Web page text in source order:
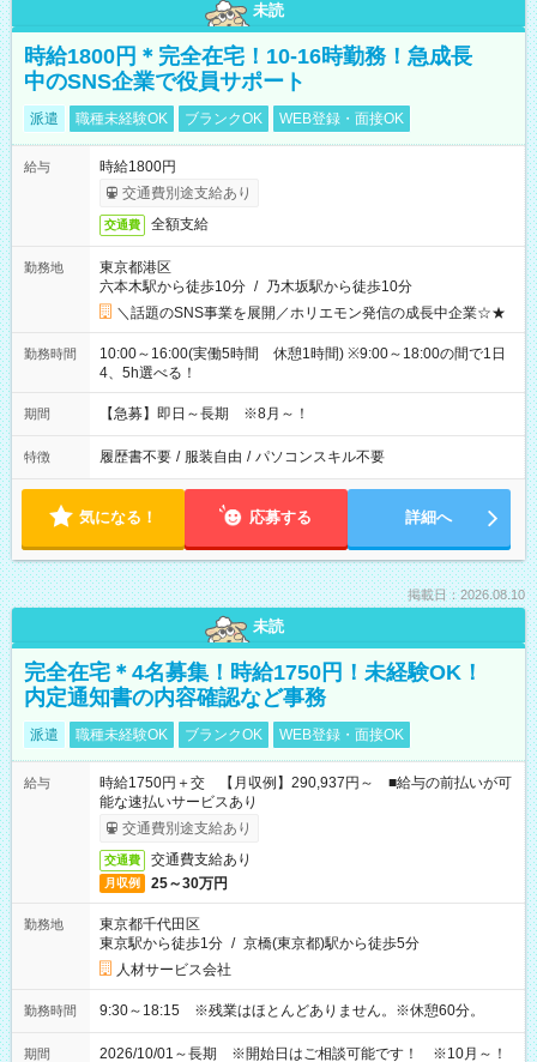
未読
時給1800円＊完全在宅！10-16時勤務！急成長
中のSNS企業で役員サポート
派遣 職種未経験OK ブランクOK WEB登録・面接OK
給与
時給1800円
交通費別途支給あり
交通費 全額支給
勤務地
東京都港区
六本木駅から徒歩10分 / 乃木坂駅から徒歩10分
＼話題のSNS事業を展開／ホリエモン発信の成長中企業☆★
勤務時間
10:00～16:00(実働5時間 休憩1時間) ※9:00～18:00の間で1日
4、5h選べる！
期間 【急募】即日～長期 ※8月～！
特徴 履歴書不要 / 服装自由 / パソコンスキル不要
気になる！ 応募する 詳細へ
掲載日：2026.08.10
未読
完全在宅＊4名募集！時給1750円！未経験OK！
内定通知書の内容確認など事務
派遣 職種未経験OK ブランクOK WEB登録・面接OK
給与
時給1750円＋交 【月収例】290,937円～ ■給与の前払いが可
能な速払いサービスあり
交通費別途支給あり
交通費 交通費支給あり
月収例 25～30万円
勤務地
東京都千代田区
東京駅から徒歩1分 / 京橋(東京都)駅から徒歩5分
人材サービス会社
勤務時間 9:30～18:15 ※残業はほとんどありません。※休憩60分。
期間 2026/10/01～長期 ※開始日はご相談可能です！ ※10月～！